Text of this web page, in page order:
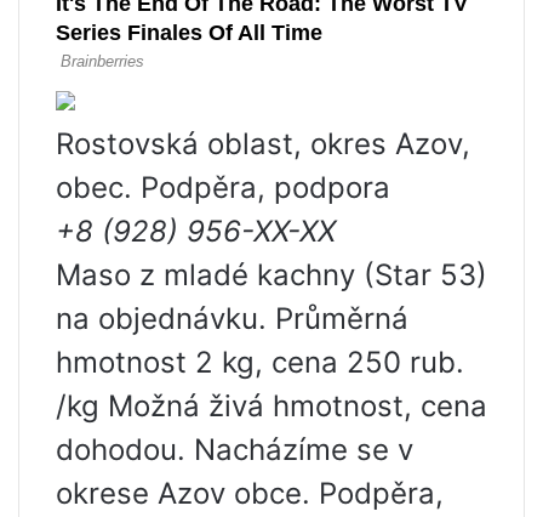
Rostovská oblast, okres Azov,
obec. Podpěra, podpora
+8 (928) 956-XX-XX
Maso z mladé kachny (Star 53)
na objednávku. Průměrná
hmotnost 2 kg, cena 250 rub.
/kg Možná živá hmotnost, cena
dohodou. Nacházíme se v
okrese Azov obce. Podpěra,